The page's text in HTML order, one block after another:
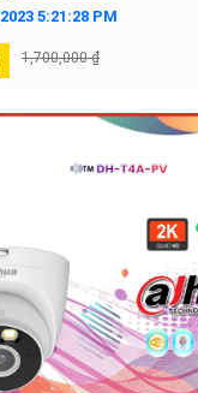
5:21:28 PM
1,700,000 ₫